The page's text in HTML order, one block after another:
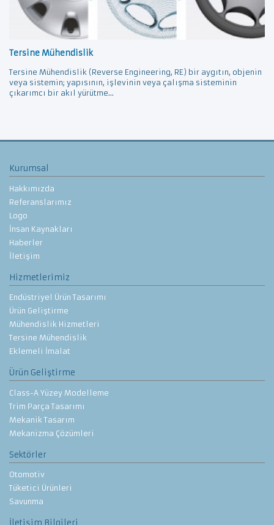
Tersine Mühendislik
Tersine Mühendislik (Reverse Engineering, RE) bir aygıtın, objenin
veya sistemin; yapısının, işlevinin veya çalışma sisteminin
çıkarımcı bir akıl yürütme...
Kurumsal
Hakkımızda
Referanslarımız
Logo
İnsan Kaynakları
Haberler
İletişim
Hizmetlerimiz
Endüstriyel Ürün Tasarımı
Ürün Geliştirme
Mühendislik Hizmetleri
Tersine Mühendislik
Eklemeli İmalat
Ürün Geliştirme
Class-A Yüzey Modelleme
Trim Parça Tasarımı
Mekanik Tasarım
Mekanizma Çözümleri
Sektörler
Otomotiv
Tüketici Ürünleri
Savunma